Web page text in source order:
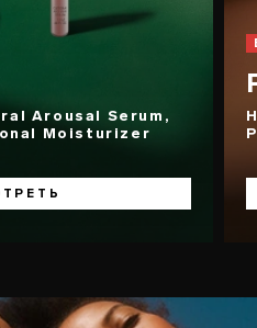
Arousal Serum,
Moisturizer